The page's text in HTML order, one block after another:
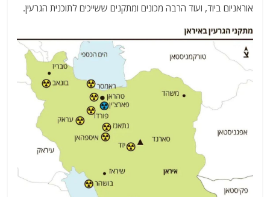
אוראניום ביוד, ועוד הרבה מכונים ומתקנים ששייכים לתוכנית הגרעין.